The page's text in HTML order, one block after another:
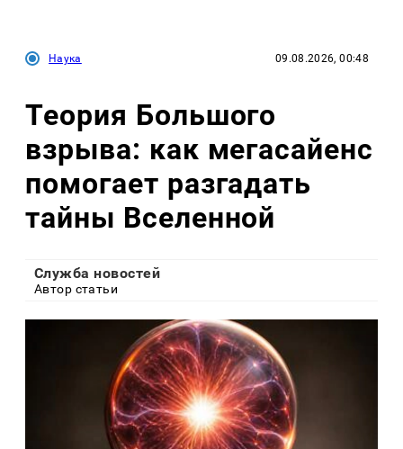
Наука 09.08.2026, 00:48
Теория Большого
взрыва: как мегасайенс
помогает разгадать
тайны Вселенной
Служба новостей
Автор статьи